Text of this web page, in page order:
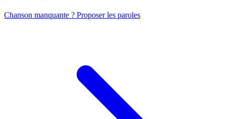
Chanson manquante ? Proposer les paroles